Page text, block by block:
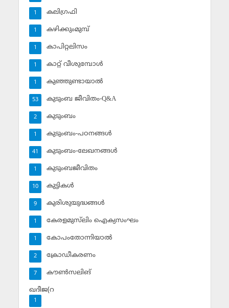
കലിഗ്രഫി
1
കഴിക്കുംമുമ്പ്
1
കാപിറ്റലിസം
1
കാറ്റ് വീശുമ്പോള്‍
1
കുഞ്ഞുണ്ടായാല്‍
1
കുടുംബ ജീവിതം-Q&A
53
കുടുംബം
2
കുടുംബം-പഠനങ്ങള്‍
1
കുടുംബം-ലേഖനങ്ങള്‍
41
കുടുംബജീവിതം
1
കുട്ടികള്‍
10
കുരിശുയുദ്ധങ്ങള്‍
9
കേരളമുസ്‌ലിം ഐക്യസംഘം
1
കോപംതോന്നിയാല്‍
1
ക്രോഡീകരണം
2
കൗണ്‍സലിങ്‌
7
ഖദീജ(റ
1